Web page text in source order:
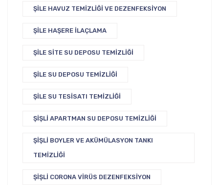
ŞILE HAVUZ TEMIZLIĞI VE DEZENFEKSIYON
ŞILE HAŞERE İLAÇLAMA
ŞILE SITE SU DEPOSU TEMIZLIĞI
ŞILE SU DEPOSU TEMIZLIĞI
ŞILE SU TESISATI TEMIZLIĞI
ŞIŞLI APARTMAN SU DEPOSU TEMIZLIĞI
ŞIŞLI BOYLER VE AKÜMÜLASYON TANKI
TEMIZLIĞI
ŞIŞLI CORONA VIRÜS DEZENFEKSIYON